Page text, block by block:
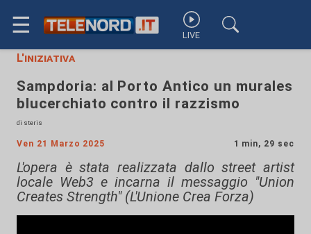
☰ LIVE
L'iniziativa
Sampdoria: al Porto Antico un murales
blucerchiato contro il razzismo
di steris
Ven 21 Marzo 2025 1 min, 29 sec
L'opera è stata realizzata dallo street artist
locale Web3 e incarna il messaggio "Union
Creates Strength" (L'Unione Crea Forza)